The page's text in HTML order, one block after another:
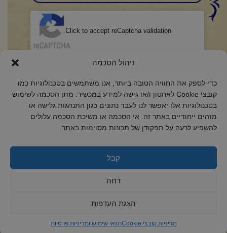
ניהול הסכמה
כדי לספק את החוויה הטובה ביותר, אנו משתמשים בטכנולוגיות כמו
קובצי Cookie לאחסון ו/או גישה למידע במכשיר. מתן הסכמה לשימוש
בטכנולוגיות אלו יאפשר לנו לעבד נתונים כגון התנהגות גלישה או
מזהים ייחודיים באתר זה. אי הסכמה או משיכת הסכמה עלולים
להשפיע לרעה על תפקודן של תכונות מסוימות באתר.
קבל
דחה
הצגת העדפות
מדיניות קובצי Cookie תנאי שימוש ומדיניות פרטיות
Click to accept reCaptcha validation.
מדיניות קובצי Cookie
ד